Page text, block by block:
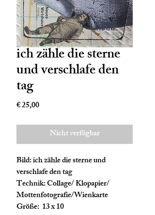
ich zähle die sterne
und verschlafe den
tag
€ 25,00Preis
Nicht verfügbar
Bild: ich zähle die sterne und
verschlafe den tag
Technik: Collage/ Klopapier/
Mottenfotografie/Wienkarte
Größe: 13 x 10